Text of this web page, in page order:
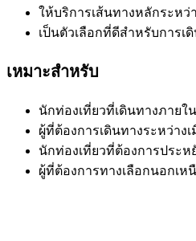
ให้บริการเส้นทางหลักระหว่
เป็นตัวเลือกที่ดีสำหรับการเ
เหมาะสำหรับ
นักท่องเที่ยวที่เดินทางภายใ
ผู้ที่ต้องการเดินทางระหว่างเ
นักท่องเที่ยวที่ต้องการประห
ผู้ที่ต้องการทางเลือกนอกเห